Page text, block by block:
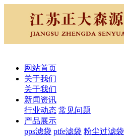
网站首页
关于我们
关于我们
新闻资讯
行业动态 常见问题
产品展示
pps滤袋 ptfe滤袋 粉尘过滤袋